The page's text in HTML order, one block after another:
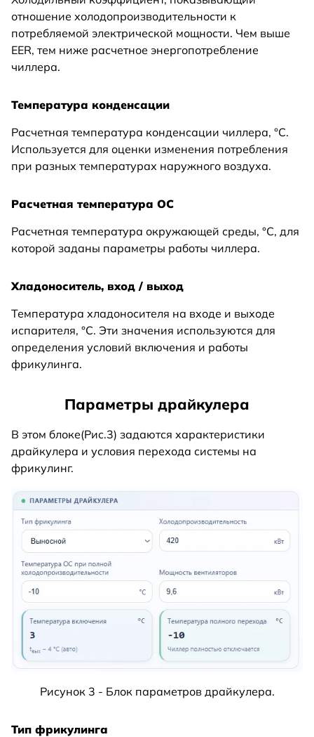
отношение холодопроизводительности к
потребляемой электрической мощности. Чем выше
EER, тем ниже расчетное энергопотребление
чиллера.
Температура конденсации
Расчетная температура конденсации чиллера, °C.
Используется для оценки изменения потребления
при разных температурах наружного воздуха.
Расчетная температура ОС
Расчетная температура окружающей среды, °C, для
которой заданы параметры работы чиллера.
Хладоноситель, вход / выход
Температура хладоносителя на входе и выходе
испарителя, °C. Эти значения используются для
определения условий включения и работы
фрикулинга.
Параметры драйкулера
В этом блоке(Рис.3) задаются характеристики
драйкулера и условия перехода системы на
фрикулинг.
Рисунок 3 - Блок параметров драйкулера.
Тип фрикулинга